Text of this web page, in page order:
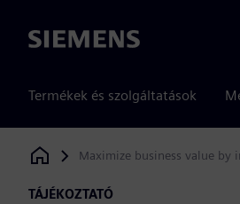
Siemens
Termékek és szolgáltatások
Siemens Digital Industries Software
Maximize business value
TÁJÉKOZTATÓ